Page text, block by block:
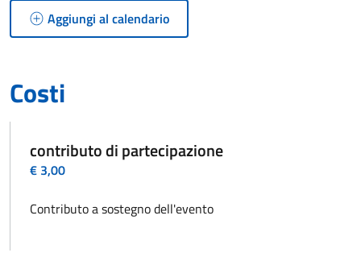
Aggiungi al calendario
Costi
contributo di partecipazione
€ 3,00
Contributo a sostegno dell'evento